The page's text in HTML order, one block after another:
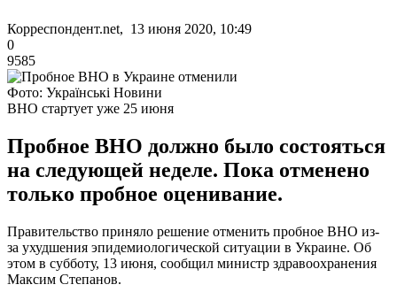
Корреспондент.net, 13 июня 2020, 10:49
0
9585
Фото: Українські Новини
ВНО стартует уже 25 июня
Пробное ВНО должно было состояться
на следующей неделе. Пока отменено
только пробное оценивание.
Правительство приняло решение отменить пробное ВНО из-
за ухудшения эпидемиологической ситуации в Украине. Об
этом в субботу, 13 июня, сообщил министр здравоохранения
Максим Степанов.